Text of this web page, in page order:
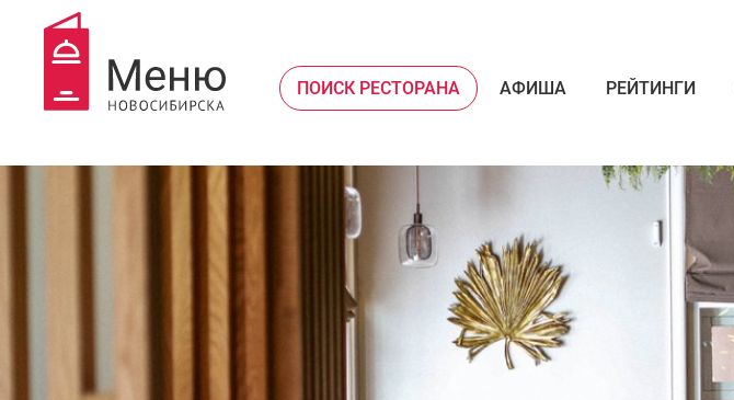
ПОИСК РЕСТОРАНА АФИША РЕЙТИНГИ